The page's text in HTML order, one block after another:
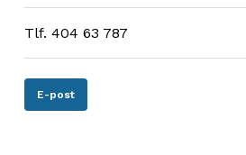
Tlf. 404 63 787
E-post